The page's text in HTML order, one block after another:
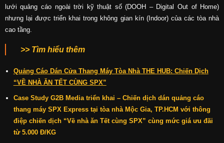
lưới quảng cáo ngoài trời kỹ thuật số (DOOH – Digital Out of Home)
nhưng lại được triển khai trong không gian kín (Indoor) của các tòa nhà
cao tầng.
>> Tìm hiểu thêm
Quảng Cáo Dán Cửa Thang Máy Tòa Nhà THE HUB: Chiến Dịch
“VỀ NHÀ ĂN TẾT CÙNG SPX”
Case Study G2B Media triển khai – Chiến dịch dán quảng cáo
thang máy SPX Express tại tòa nhà Mộc Gia, TP.HCM với thông
điệp chiến dịch “Về nhà ăn Tết cùng SPX” cùng mức giá ưu đãi
từ 5.000 Đ/KG